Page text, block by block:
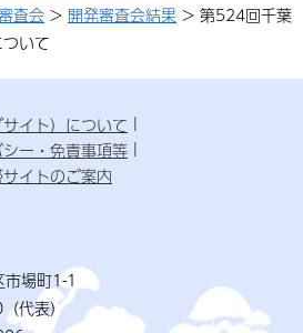
査会 > 開発審査会結果 > 第524回千葉
いて
イト）について
ー・免責事項等
イトのご案内
場町1-1
代表）